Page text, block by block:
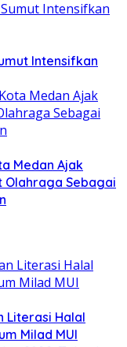
Intensifkan
Medan Ajak
Olahraga Sebagai
Literasi Halal
Milad MUI